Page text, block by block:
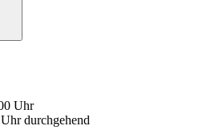
Uhr
durchgehend